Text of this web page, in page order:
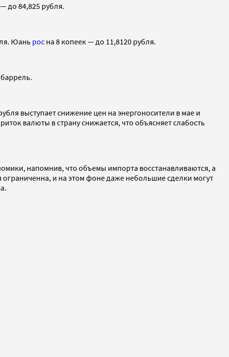
до 84,825 рубля.
Юань рос на 8 копеек — до 11,8120 рубля.
выступает снижение цен на энергоносители в мае и
валюты в страну снижается, что объясняет слабость
напомнив, что объемы импорта восстанавливаются, а
и на этом фоне даже небольшие сделки могут